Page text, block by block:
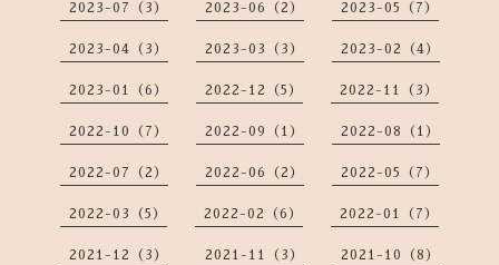
2023-07（3） 2023-06（2） 2023-05（7）
2023-04（3） 2023-03（3） 2023-02（4）
2023-01（6） 2022-12（5） 2022-11（3）
2022-10（7） 2022-09（1） 2022-08（1）
2022-07（2） 2022-06（2） 2022-05（7）
2022-03（5） 2022-02（6） 2022-01（7）
2021-12（3） 2021-11（3） 2021-10（8）